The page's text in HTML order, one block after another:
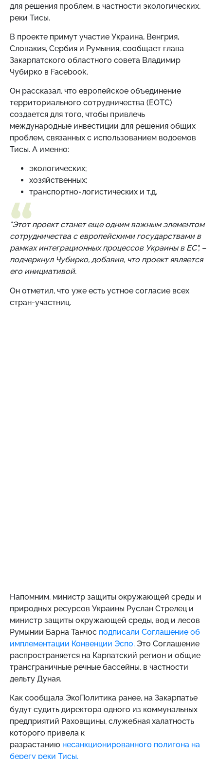
для решения проблем, в частности экологических,
реки Тисы.
В проекте примут участие Украина, Венгрия,
Словакия, Сербия и Румыния, сообщает глава
Закарпатского областного совета Владимир
Чубирко в Facebook.
Он рассказал, что европейское объединение
территориального сотрудничества (ЕОТС)
создается для того, чтобы привлечь
международные инвестиции для решения общих
проблем, связанных с использованием водоемов
Тисы. А именно:
экологических;
хозяйственных;
транспортно-логистических и т.д.
"Этот проект станет еще одним важным элементом
сотрудничества с европейскими государствами в
рамках интеграционных процессов Украины в ЕС", –
подчеркнул Чубирко, добавив, что проект является
его инициативой.
Он отметил, что уже есть устное согласие всех
стран-участниц.
Напомним, министр защиты окружающей среды и
природных ресурсов Украины Руслан Стрелец и
министр защиты окружающей среды, вод и лесов
Румынии Барна Танчос подписали Соглашение об
имплементации Конвенции Эспо. Это Соглашение
распространяется на Карпатский регион и общие
трансграничные речные бассейны, в частности
дельту Дуная.
Как сообщала ЭкоПолитика ранее, на Закарпатье
будут судить директора одного из коммунальных
предприятий Раховщины, служебная халатность
которого привела к
разрастанию несанкционированного полигона на
берегу реки Тисы.